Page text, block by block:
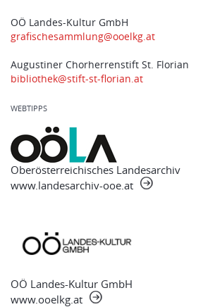
OÖ Landes-Kultur GmbH
grafischesammlung@ooelkg.at
Augustiner Chorherrenstift St. Florian
bibliothek@stift-st-florian.at
WEBTIPPS
Oberösterreichisches Landesarchiv
www.landesarchiv-ooe.at
OÖ Landes-Kultur GmbH
www.ooelkg.at